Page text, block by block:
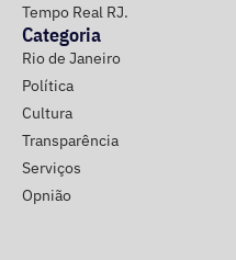
Tempo Real RJ.
Categoria
Rio de Janeiro
Política
Cultura
Transparência
Serviços
Opnião